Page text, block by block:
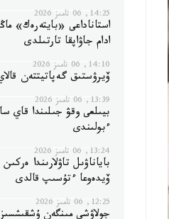
14:25, 06 تامىز 2026
استاناداعى «بايتەرەك»
ادام جاۋاپقا تارتىلدى
14:10, 06 تامىز 2026
ۆيرۋستىق گەپاتيتتەن
13:39, 06 تامىز 2026
بيىلعى وقۋ جىلىندا قاي
ءبولىندى
13:24, 06 تامىز 2026
باياناۋىل تاۋلارىندا
ۆيدەوعا ءتۇسىپ قالدى
12:25, 06 تامىز 2026
جولاۋشى مىنگەن